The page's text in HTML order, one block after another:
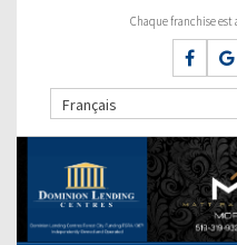
Chaque franchise
Français